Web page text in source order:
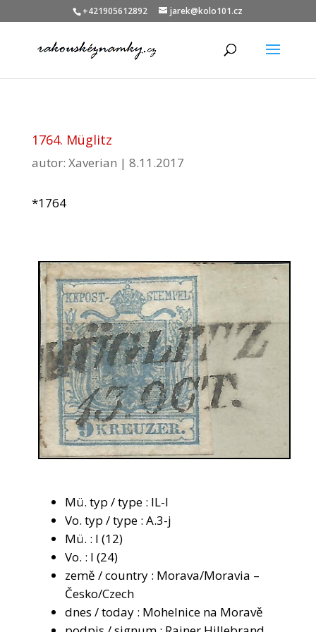
+421905612892 jarek@kolo101.cz
1764. Müglitz
autor: Xaverian | 8.11.2017
*1764
Mü. typ / type : IL-I
Vo. typ / type : A.3-j
Mü. : I (12)
Vo. : I (24)
země / country : Morava/Moravia –
Česko/Czech
dnes / today : Mohelnice na Moravě